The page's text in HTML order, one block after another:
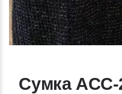
Сумка